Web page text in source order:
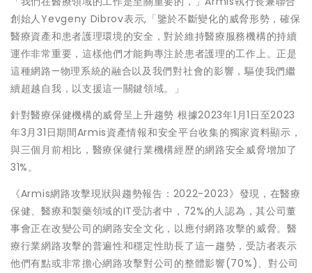
創始人Yevgeny Dibrov表示,「鑒於不斷變化的威脅形勢，確保
醫療資產和患者護理環境的安全，對於維持醫療服務機構的持續
運作非常重要，這樣他們才能夠專注於患者護理的工作上。正是
這種網路—物理系統的融合以及我們對社會的影響，驅使我們繼
續超越自我，以支援這一關鍵領域。」
針對醫療保健機構的威脅呈上升趨勢 根據2023年1月1日至2023
年3月31日期間Armis資產情報和安全平台收集的獨家資料顯示，
與三個月前相比，醫療保健行業機構經歷的網路安全威脅增加了
31%。
《Armis網路攻擊現狀與趨勢報告：2022-2023》發現，在醫療
保健、醫療和製藥領域的IT受訪者中，72%的人認為，其公司董
事會正在改變公司的網路安全文化，以應付網路攻擊的威脅。醫
療行業網路攻擊的普遍性和穩定性助長了這一趨勢，受訪者表示
他們有點或非常擔心網路攻擊對公司的整體影響(70%)、對公司